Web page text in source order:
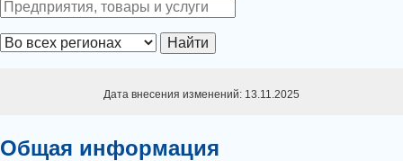
Найти
Дата внесения изменений: 13.11.2025
Общая информация